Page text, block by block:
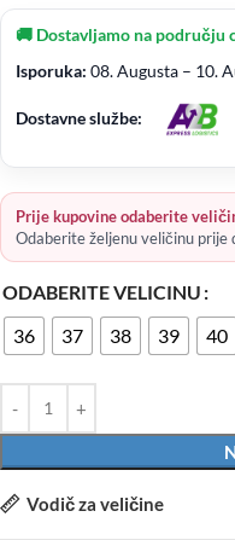
🚚 Dostavljamo na području
Isporuka: 08. Augusta – 10.
Dostavne službe:
Prije kupovine odaberite
Odaberite željenu veličinu prije
ODABERITE VELICINU
36
37 38 39 40
Vodič za veličine